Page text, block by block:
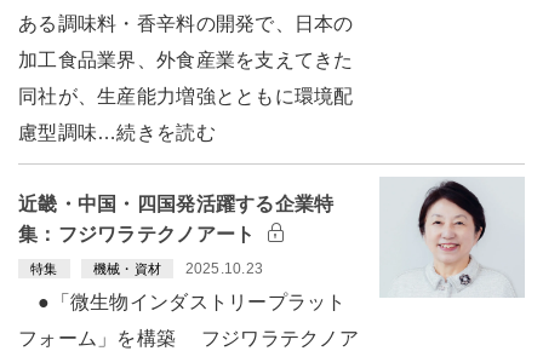
ある調味料・香辛料の開発で、日本の
加工食品業界、外食産業を支えてきた
同社が、生産能力増強とともに環境配
慮型調味…続きを読む
近畿・中国・四国発活躍する企業特
集：フジワラテクノアート
特集 機械・資材 2025.10.23
●「微生物インダストリープラット
フォーム」を構築 フジワラテクノア